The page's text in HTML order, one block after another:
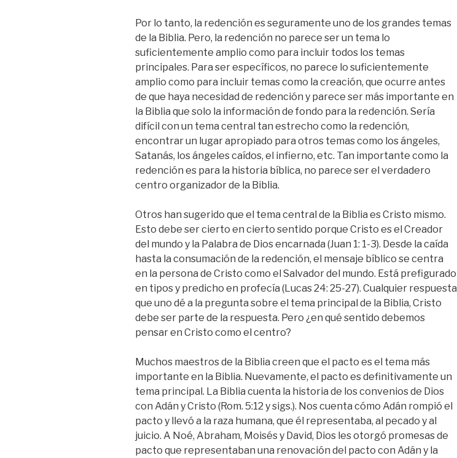
Por lo tanto, la redención es seguramente uno de los grandes temas
de la Biblia. Pero, la redención no parece ser un tema lo
suficientemente amplio como para incluir todos los temas
principales. Para ser específicos, no parece lo suficientemente
amplio como para incluir temas como la creación, que ocurre antes
de que haya necesidad de redención y parece ser más importante en
la Biblia que solo la información de fondo para la redención. Sería
difícil con un tema central tan estrecho como la redención,
encontrar un lugar apropiado para otros temas como los ángeles,
Satanás, los ángeles caídos, el infierno, etc. Tan importante como la
redención es para la historia bíblica, no parece ser el verdadero
centro organizador de la Biblia.
Otros han sugerido que el tema central de la Biblia es Cristo mismo.
Esto debe ser cierto en cierto sentido porque Cristo es el Creador
del mundo y la Palabra de Dios encarnada (Juan 1: 1-3). Desde la caída
hasta la consumación de la redención, el mensaje bíblico se centra
en la persona de Cristo como el Salvador del mundo. Está prefigurado
en tipos y predicho en profecía (Lucas 24: 25-27). Cualquier respuesta
que uno dé a la pregunta sobre el tema principal de la Biblia, Cristo
debe ser parte de la respuesta. Pero ¿en qué sentido debemos
pensar en Cristo como el centro?
Muchos maestros de la Biblia creen que el pacto es el tema más
importante en la Biblia. Nuevamente, el pacto es definitivamente un
tema principal. La Biblia cuenta la historia de los convenios de Dios
con Adán y Cristo (Rom. 5:12 y sigs.). Nos cuenta cómo Adán rompió el
pacto y llevó a la raza humana, que él representaba, al pecado y al
juicio. A Noé, Abraham, Moisés y David, Dios les otorgó promesas de
pacto que representaban una renovación del pacto con Adán y la